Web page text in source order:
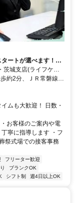
ートが選べます！簡
城支店(ライフケア
約2分、ＪＲ常磐線
京メトロ千代田線 北
ムも大歓迎！ 日数・
お客様のご案内や電
寧に指導します ・フ
祭式場での接客事務
フリーター歓迎
ブランクOK
シフト制 週4日以上OK